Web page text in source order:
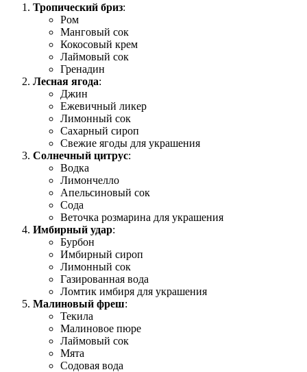
Тропический бриз:
Ром
Манговый сок
Кокосовый крем
Лаймовый сок
Гренадин
Лесная ягода:
Джин
Ежевичный ликер
Лимонный сок
Сахарный сироп
Свежие ягоды для украшения
Солнечный цитрус:
Водка
Лимончелло
Апельсиновый сок
Сода
Веточка розмарина для украшения
Имбирный удар:
Бурбон
Имбирный сироп
Лимонный сок
Газированная вода
Ломтик имбиря для украшения
Малиновый фреш:
Текила
Малиновое пюре
Лаймовый сок
Мята
Содовая вода